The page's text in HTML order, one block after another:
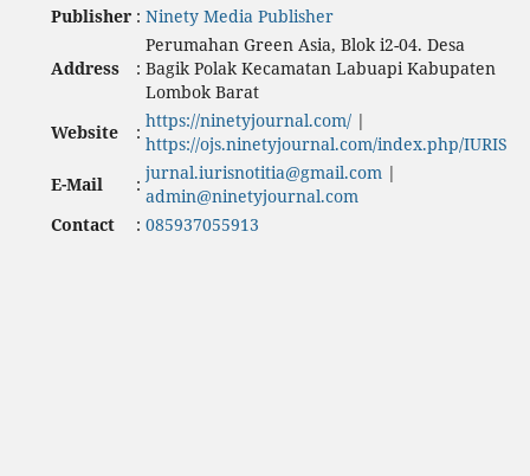
Publisher : Ninety Media Publisher
Address :
Perumahan Green Asia, Blok i2-04. Desa
Bagik Polak Kecamatan Labuapi Kabupaten
Lombok Barat
Website
:
https://ninetyjournal.com/|
https://ojs.ninetyjournal.com/index.php/IURIS
E-Mail
:
jurnal.iurisnotitia@gmail.com |
admin@ninetyjournal.com
Contact
: 085937055913